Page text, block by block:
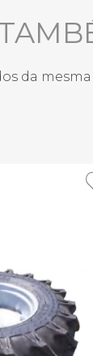
da